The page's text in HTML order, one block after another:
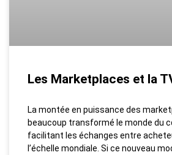
Les Marketplaces et la
La montée en puissance des
beaucoup transformé le monde du
facilitant les échanges entre
l’échelle mondiale. Si ce nouveau